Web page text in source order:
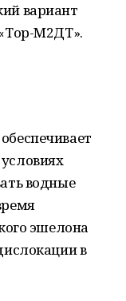
вариант
М2ДТ».
водные
эшелона
в